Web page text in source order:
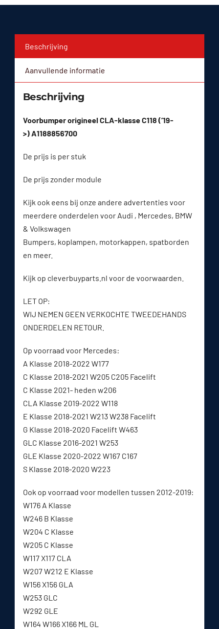
Beschrijving
Aanvullende informatie
Beschrijving
Voorbumper origineel CLA-klasse C118 (’19-
>) A1188856700
De prijs is per stuk
De prijs zonder module
Kijk ook eens bij onze andere advertenties voor
meerdere onderdelen voor Audi , Mercedes, BMW
& Volkswagen
Bumpers, koplampen, motorkappen, spatborden
en meer.
Kijk op cleverbuyparts.nl voor de voorwaarden.
LET OP:
WIJ NEMEN GEEN VERKOCHTE TWEEDEHANDS
ONDERDELEN RETOUR.
Op voorraad voor Mercedes:
A Klasse 2018-2022 W177
C Klasse 2018-2021 W205 C205 Facelift
C Klasse 2021- heden w206
CLA Klasse 2019-2022 W118
E Klasse 2018-2021 W213 W238 Facelift
G Klasse 2018-2020 Facelift W463
GLC Klasse 2016-2021 W253
GLE Klasse 2020-2022 W167 C167
S Klasse 2018-2020 W223
Ook op voorraad voor modellen tussen 2012-2019:
W176 A Klasse
W246 B Klasse
W204 C Klasse
W205 C Klasse
W117 X117 CLA
W207 W212 E Klasse
W156 X156 GLA
W253 GLC
W292 GLE
W164 W166 X166 ML GL